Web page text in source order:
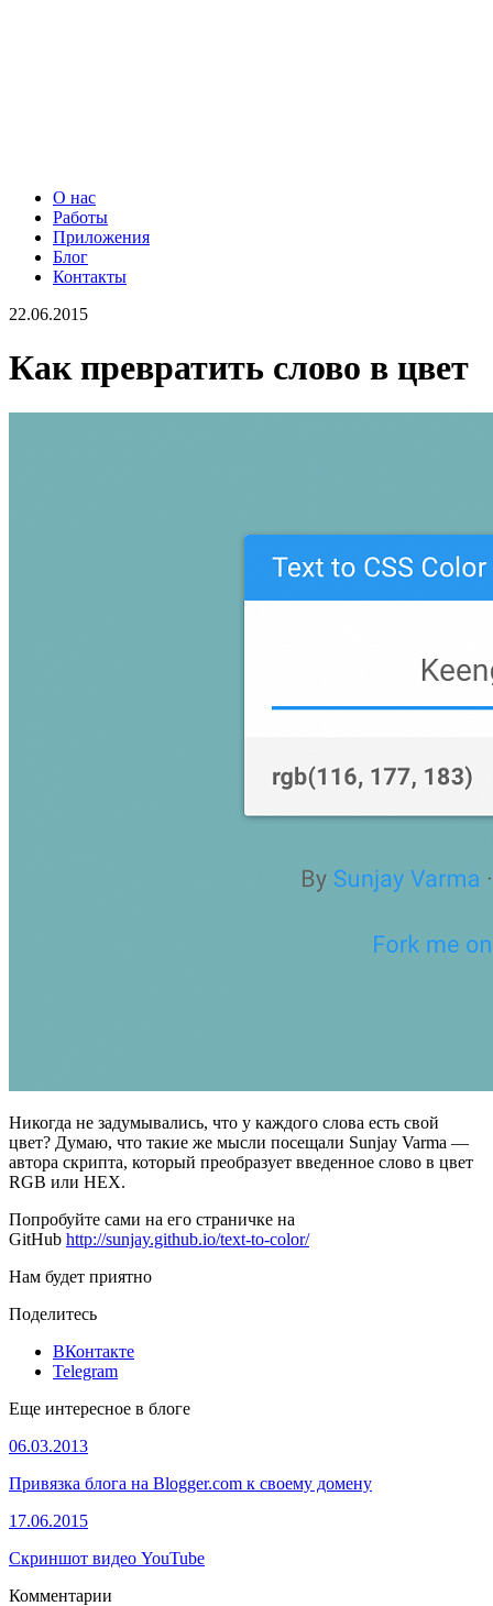
О нас
Работы
Приложения
Блог
Контакты
22.06.2015
Как превратить слово в цвет
Никогда не задумывались, что у каждого слова есть свой
цвет? Думаю, что такие же мысли посещали Sunjay Varma —
автора скрипта, который преобразует введенное слово в цвет
RGB или HEX.
Попробуйте сами на его страничке на
GitHub http://sunjay.github.io/text-to-color/
Нам будет приятно
Поделитесь
ВКонтакте
Telegram
Еще интересное в блоге
06.03.2013
Привязка блога на Blogger.com к своему домену
17.06.2015
Скриншот видео YouTube
Комментарии